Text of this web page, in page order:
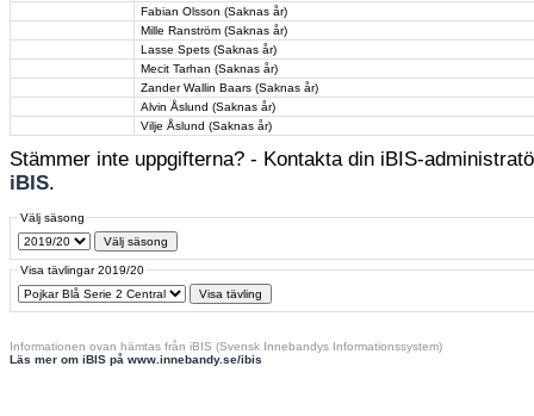
Fabian Olsson (Saknas år)
Mille Ranström (Saknas år)
Lasse Spets (Saknas år)
Mecit Tarhan (Saknas år)
Zander Wallin Baars (Saknas år)
Alvin Åslund (Saknas år)
Vilje Åslund (Saknas år)
Stämmer inte uppgifterna? - Kontakta din iBIS-
iBIS.
Välj säsong
Visa tävlingar 2019/20
Informationen ovan hämtas från iBIS (Svensk Innebandys Informationssystem)
Läs mer om iBIS på www.innebandy.se/ibis